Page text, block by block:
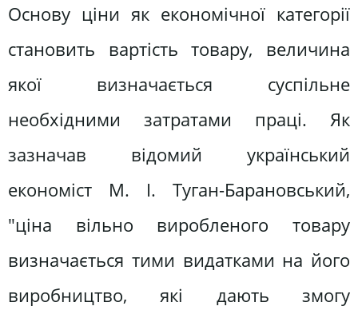
Основу ціни як економічної категорії
становить вартість товару, величина
якої визначається суспільне
необхідними затратами праці. Як
зазначав відомий український
економіст М. І. Туган-Барановський,
"ціна вільно виробленого товару
визначається тими видатками на його
виробництво, які дають змогу